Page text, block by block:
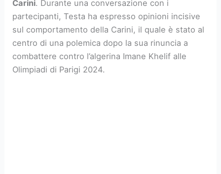
Carini. Durante una conversazione con i
partecipanti, Testa ha espresso opinioni incisive
sul comportamento della Carini, il quale è stato al
centro di una polemica dopo la sua rinuncia a
combattere contro l’algerina Imane Khelif alle
Olimpiadi di Parigi 2024.